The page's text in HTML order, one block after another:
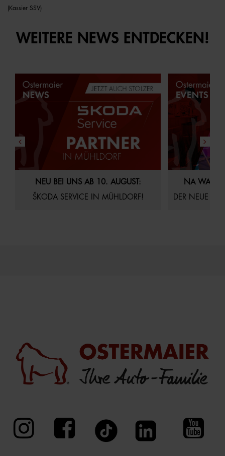
(Kassier SSV)
WEITERE NEWS ENTDECKEN!
29.07.2026 Aktuelles Startseite
NEU BEI UNS AB 10. AUGUST:
ŠKODA SERVICE IN MÜHLDORF!
21.07.2026
NA WAS
DER NEUE AUDI